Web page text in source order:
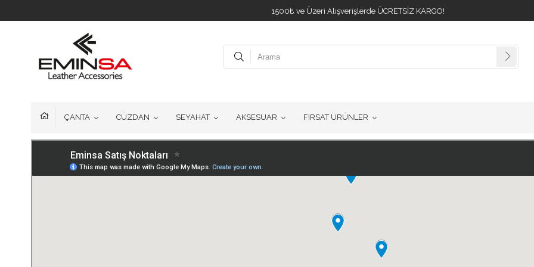
1500₺ ve Üzeri Alışverişlerde ÜCRETSİZ KARGO!
ÇANTA CÜZDAN SEYAHAT AKSESUAR FIRSAT ÜRÜNLER